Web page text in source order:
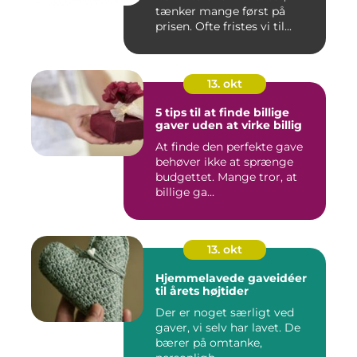
tænker mange først på
prisen. Ofte fristes vi til...
13. okt
5 tips til at finde billige
gaver uden at virke billig
At finde den perfekte gave
behøver ikke at sprænge
budgettet. Mange tror, at
billige ga...
13. okt
Hjemmelavede gaveidéer
til årets højtider
Der er noget særligt ved
gaver, vi selv har lavet. De
bærer på omtanke,